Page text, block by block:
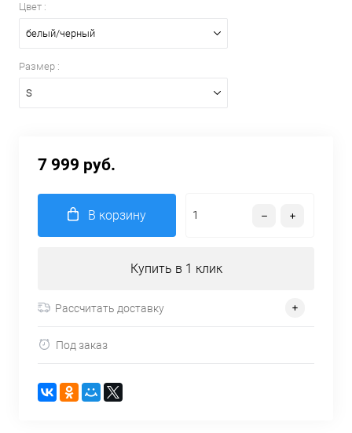
Цвет :
белый/черный
Размер :
S
7 999 руб.
В корзину
Купить в 1 клик
Рассчитать доставку
Под заказ